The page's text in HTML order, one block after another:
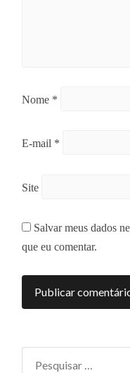
Nome *
E-mail *
Site
Salvar meus dados
que eu comentar.